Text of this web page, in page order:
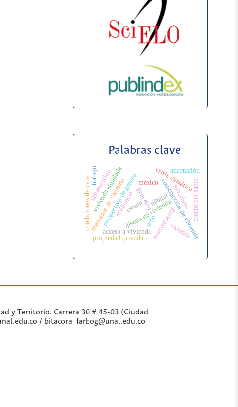
Palabras clave
construcción de vivienda
diseño de vivienda
perspectiva de género homemaking
urbe
proyecto
crisis climática
resiliencia
acceso a vivienda
mercados de vivienda
vivienda alquilada
propiedad privada
méxico
estado
vivienda
urbanización suburbiosprecio del suelo
hábitat
adaptación
condiciones de vida
trabajo
y Territorio. Carrera 30 # 45-03 (Ciudad
/ bitacora_farbog@unal.edu.co